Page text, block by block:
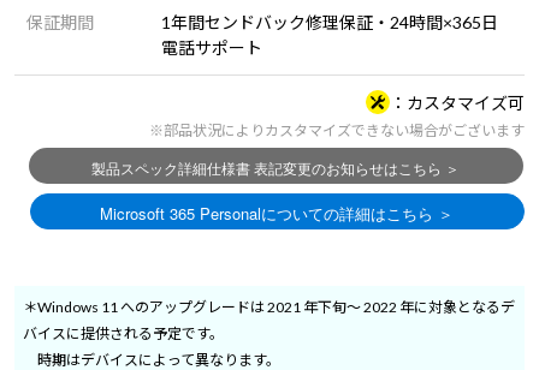
保証期間
1年間センドバック修理保証・24時間×365日
電話サポート
カスタマイズ可
※部品状況によりカスタマイズできない場合がございます
＊Windows 11 へのアップグレードは 2021 年下旬～ 2022 年に対象となるデ
バイスに提供される予定です。
時期はデバイスによって異なります。